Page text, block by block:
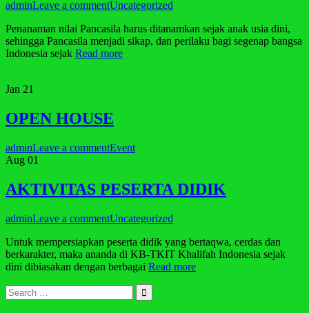
adminLeave a commentUncategorized
Penanaman nilai Pancasila harus ditanamkan sejak anak usia dini,
sehingga Pancasila menjadi sikap, dan perilaku bagi segenap bangsa
Indonesia sejak Read more
Jan 21
OPEN HOUSE
adminLeave a commentEvent
Aug 01
AKTIVITAS PESERTA DIDIK
adminLeave a commentUncategorized
Untuk mempersiapkan peserta didik yang bertaqwa, cerdas dan
berkarakter, maka ananda di KB-TKIT Khalifah Indonesia sejak
dini dibiasakan dengan berbagai Read more
Search
for: